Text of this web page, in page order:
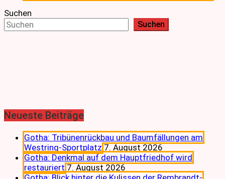
Suchen
Suchen
Neueste Beiträge
Gotha: Tribünenrückbau und Baumfällungen am
Westring-Sportplatz 7. August 2026
Gotha: Denkmal auf dem Hauptfriedhof wird
restauriert 7. August 2026